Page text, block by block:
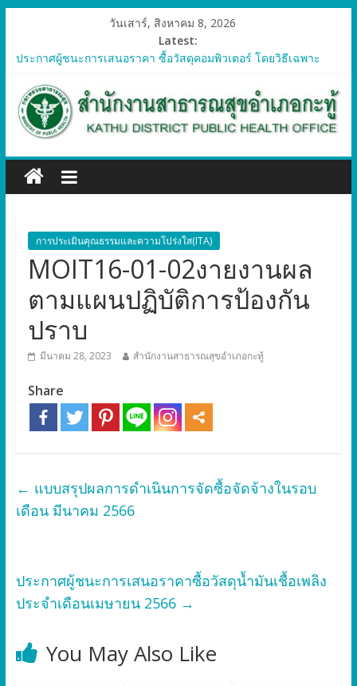
วันเสาร์, สิงหาคม 8, 2026
Latest:
ประกาศผู้ชนะการเสนอราคา ซื้อวัสดุคอมพิวเตอร์ โดยวิธีเฉพาะ
ประกาศผู้ชนะการเสนอราคา จัดซื้อวัสดุทางการแพทย์สำหรับ
โครงการป้องกันควบคุมโรคติดต่อและภัยสุขภาพในแรงงานต่างด้าว
อำเภอกะทู้ ปี 2569
เจาะจง
ประกาศผู้ชนะการเสนอรา ซื้อวัสดุงานบ้านงานครัว โดยวิธีเฉพาะ
เจาะจง
เจาะจงการประเมินคุณธรรมและความโปร่งใส(ITA)
MOIT16-01-02งายงานผล
ตามแผนปฏิบัติการป้องกัน
ปราบ
มีนาคม 28, 2023 สำนักงานสาธารณสุขอำเภอกะทู้
Share
← แบบสรุปผลการดำเนินการจัดซื้อจัดจ้างในรอบ
เดือน มีนาคม 2566
ประกาศผู้ชนะการเสนอราคาซื้อวัสดุน้ำมันเชื้อเพลิง
ประจำเดือนเมษายน 2566 →
You May Also Like